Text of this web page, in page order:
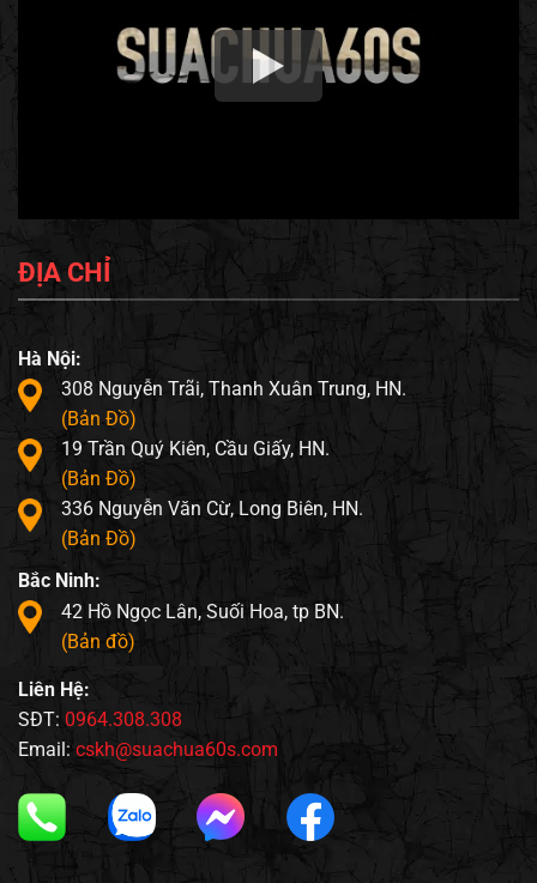
ĐỊA CHỈ
Hà Nội:
308 Nguyễn Trãi, Thanh Xuân Trung, HN.
(Bản Đồ)
19 Trần Quý Kiên, Cầu Giấy, HN.
(Bản Đồ)
336 Nguyễn Văn Cừ, Long Biên, HN.
(Bản Đồ)
Bắc Ninh:
42 Hồ Ngọc Lân, Suối Hoa, tp BN.
(Bản đồ)
Liên Hệ:
SĐT: 0964.308.308
Email: cskh@suachua60s.com